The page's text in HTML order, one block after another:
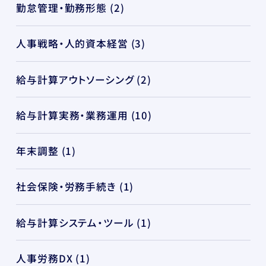
勤怠管理・勤務形態 (2)
人事戦略・人的資本経営 (3)
給与計算アウトソーシング (2)
給与計算実務・業務運用 (10)
年末調整 (1)
社会保険・労務手続き (1)
給与計算システム・ツール (1)
人事労務DX (1)